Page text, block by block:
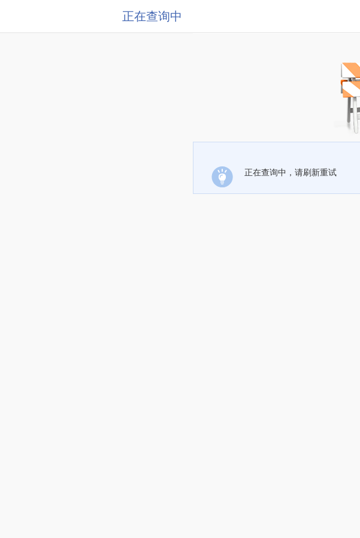
正在查询中
正在查询中，请刷新重试